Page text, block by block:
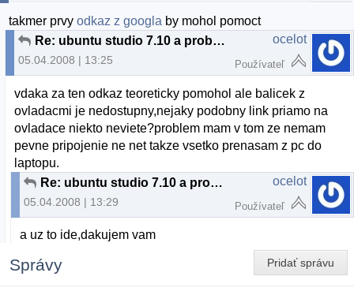
takmer prvyodkaz z googla by mohol pomoct
Re: ubuntu studio 7.10 a problem z wifi
05.04.2008 | 13:25
ocelot
Používateľ
vdaka za ten odkaz teoreticky pomohol ale balicek z
ovladacmi je nedostupny,nejaky podobny link priamo na
ovladace niekto neviete?problem mam v tom ze nemam
pevne pripojenie ne net takze vsetko prenasam z pc do
laptopu.
Re: ubuntu studio 7.10 a problem z wifi
05.04.2008 | 13:29
ocelot
Používateľ
a uz to ide,dakujem vam
Pridať správu
Správy